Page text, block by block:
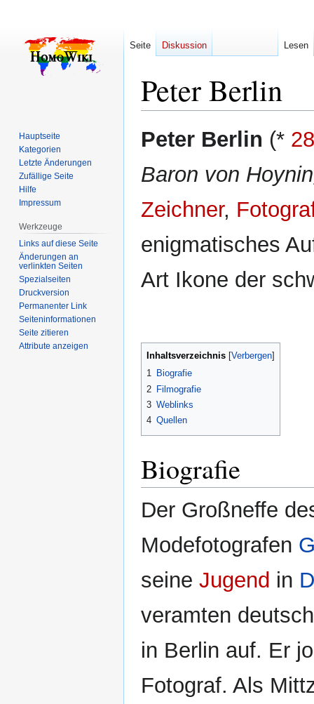
Peter Berlin
Zur
Navigation
Zur
Suche
Peter Berlin (*
Baron von
Zeichner,
enigmatisches
Art Ikone der
Inhaltsverzeichnis
1 Biografie
2 Filmografie
3 Weblinks
4 Quellen
Biografie
Der Großneffe
Modefotografen
seine Jugend in
veramten
in Berlin auf. Er
Fotograf. Als
Seite Diskussion Lesen
Hauptseite
Kategorien
Letzte Änderungen
Zufällige Seite
Hilfe
Impressum
Werkzeuge
Links auf diese Seite
Änderungen an
verlinkten Seiten
Spezialseiten
Druckversion
Permanenter Link
Seiten­­informationen
Seite zitieren
Attribute anzeigen